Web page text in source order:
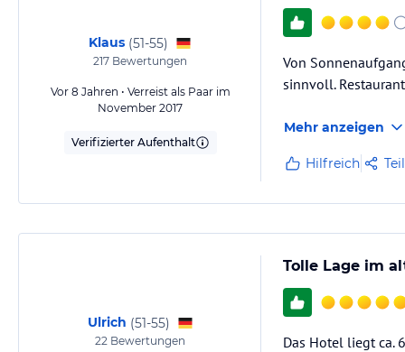
Klaus (51-55)
217 Bewertungen
Vor 8 Jahren • Verreist als Paar im
November 2017
Verifizierter Aufenthalt
Von
sinnvoll.
Mehr anzeigen
Hilfreich
Ulrich (51-55)
22 Bewertungen
Tolle Lage im
Das Hotel liegt ca.